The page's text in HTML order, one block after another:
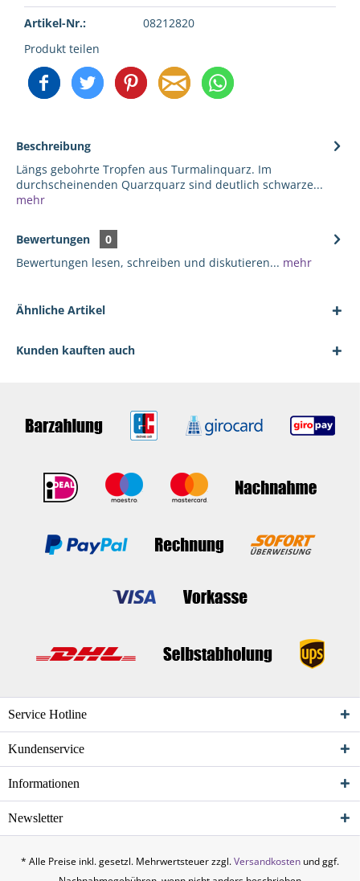
Artikel-Nr.:
08212820
Produkt teilen
Beschreibung
Längs gebohrte Tropfen aus Turmalinquarz. Im
durchscheinenden Quarzquarz sind deutlich schwarze...
mehr
Bewertungen
0
Bewertungen lesen, schreiben und diskutieren... mehr
Ähnliche Artikel
Kunden kauften auch
Service Hotline
Kundenservice
Informationen
Newsletter
* Alle Preise inkl. gesetzl. Mehrwertsteuer zzgl.Versandkosten und ggf.